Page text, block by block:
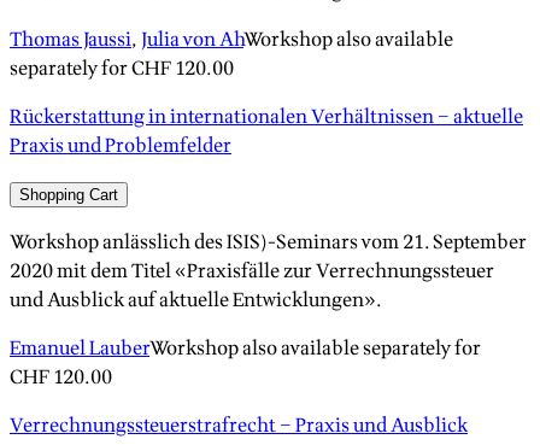
Thomas Jaussi, Julia von AhWorkshop also available
separately forCHF 120.00
Rückerstattung in internationalen Verhältnissen – aktuelle
Praxis und Problemfelder
Shopping Cart
Workshop anlässlich des ISIS)-Seminars vom 21. September
2020 mit dem Titel «Praxisfälle zur Verrechnungssteuer
und Ausblick auf aktuelle Entwicklungen».
Emanuel LauberWorkshop also available separately for
CHF 120.00
Verrechnungssteuerstrafrecht – Praxis und Ausblick